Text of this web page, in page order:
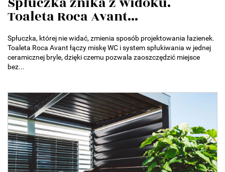
Toaleta Roca Avant...
Spłuczka, której nie widać, zmienia sposób projektowania łazienek.
Toaleta Roca Avant łączy miskę WC i system spłukiwania w jednej
ceramicznej bryle, dzięki czemu pozwala zaoszczędzić miejsce
bez...